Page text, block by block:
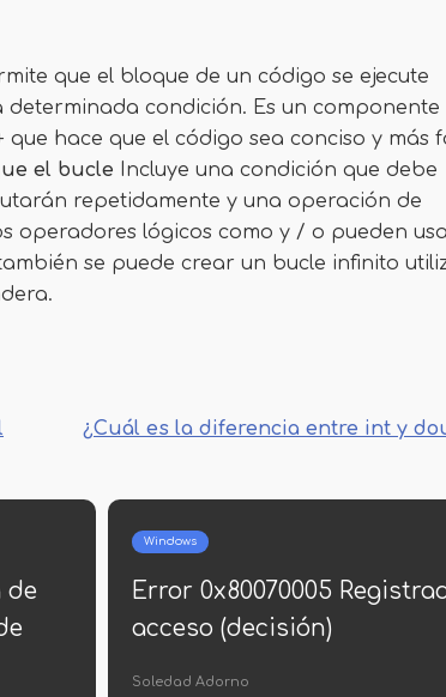
que el bloque de un código se ejecute
condición. Es un componente
hace que el código sea conciso y más
el bucle Incluye una condición que debe
repetidamente y una operación de
operadores lógicos como y / o pueden
se puede crear un bucle infinito
¿Cuál es la diferencia entre int y
Requisitos del sistema de
Windows 10